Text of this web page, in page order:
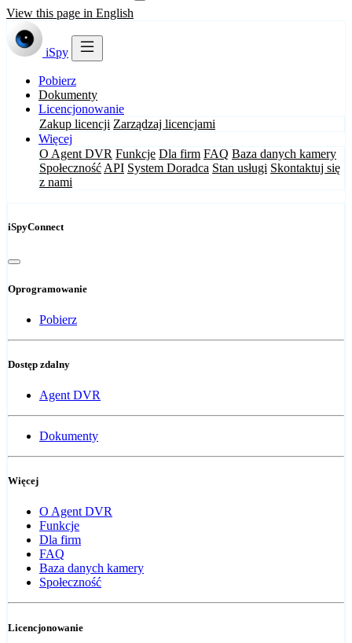
View this page in English
iSpy
Pobierz
Dokumenty
Licencjonowanie
Zakup licencji Zarządzaj licencjami
Więcej
O Agent DVR Funkcje Dla firm FAQ Baza danych kamery
Społeczność API System Doradca Stan usługi Skontaktuj się
z nami
iSpyConnect
Oprogramowanie
Pobierz
Dostęp zdalny
Agent DVR
Dokumenty
Więcej
O Agent DVR
Funkcje
Dla firm
FAQ
Baza danych kamery
Społeczność
Licencjonowanie